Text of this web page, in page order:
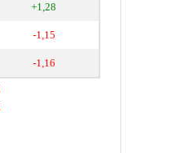
+1,28
-1,15
-1,16